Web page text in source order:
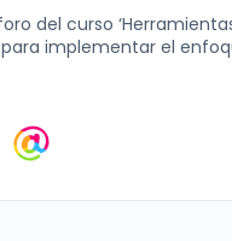
del curso
implementar el